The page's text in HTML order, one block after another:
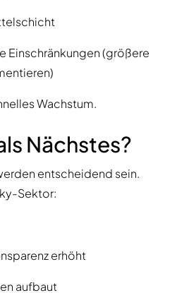
Einschränkungen (größere
Wachstum.
Nächstes?
entscheidend sein.
Sektor:
erhöht
aufbaut